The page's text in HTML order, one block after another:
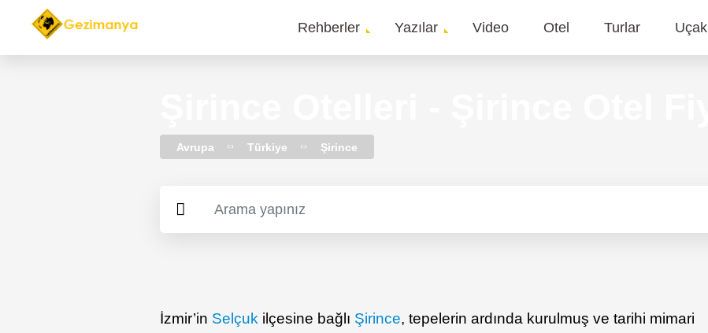
Main
Rehberler Yazılar Video Otel Turlar Uçak
Avrupa Türkiye Şirince
İzmir’in Selçuk ilçesine bağlı Şirince, tepelerin ardında kurulmuş ve tarihi mimari